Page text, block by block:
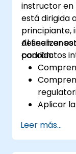
instructor en
está dirigida
principiante,
deseen
candidatos
Al finalizar
podrán:
Aplicar
de
Leer más...